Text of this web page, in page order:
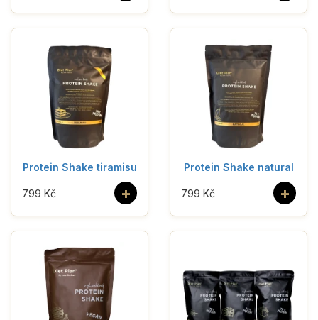
Protein Shake tiramisu
+
799 Kč
Protein Shake natural
+
799 Kč